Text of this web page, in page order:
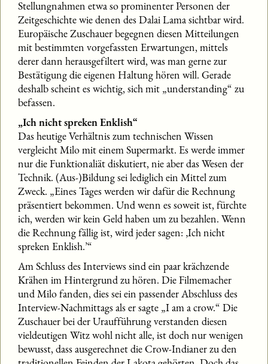
Stellungnahmen etwa so prominenter Personen der
Zeitgeschichte wie denen des Dalai Lama sichtbar wird.
Europäische Zuschauer begegnen diesen Mitteilungen
mit bestimmten vorgefassten Erwartungen, mittels
derer dann herausgefiltert wird, was man gerne zur
Bestätigung die eigenen Haltung hören will. Gerade
deshalb scheint es wichtig, sich mit „understanding“ zu
befassen.
„Ich nicht spreken Enklish“
Das heutige Verhältnis zum technischen Wissen
vergleicht Milo mit einem Supermarkt. Es werde immer
nur die Funktionaliät diskutiert, nie aber das Wesen der
Technik. (Aus-)Bildung sei lediglich ein Mittel zum
Zweck. „Eines Tages werden wir dafür die Rechnung
präsentiert bekommen. Und wenn es soweit ist, fürchte
ich, werden wir kein Geld haben um zu bezahlen. Wenn
die Rechnung fällig ist, wird jeder sagen: ‚Ich nicht
spreken Enklish.’“
Am Schluss des Interviews sind ein paar krächzende
Krähen im Hintergrund zu hören. Die Filmemacher
und Milo fanden, dies sei ein passender Abschluss des
Interview-Nachmittags als er sagte „I am a crow.“ Die
Zuschauer bei der Uraufführung verstanden diesen
vieldeutigen Witz wohl nicht alle, ist doch nur wenigen
bewusst, dass ausgerechnet die Crow-Indianer zu den